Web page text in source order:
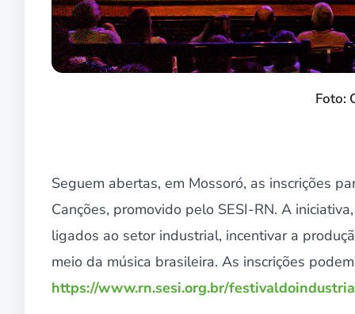
Foto:
Seguem abertas, em Mossoró, as inscrições
Canções, promovido pelo SESI-RN. A
ligados ao setor industrial, incentivar a
meio da música brasileira. As inscrições
https://www.rn.sesi.org.br/